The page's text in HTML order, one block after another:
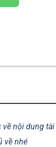
nội dung
về nhé